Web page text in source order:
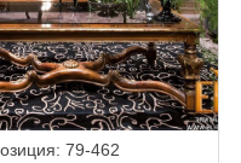
79-462